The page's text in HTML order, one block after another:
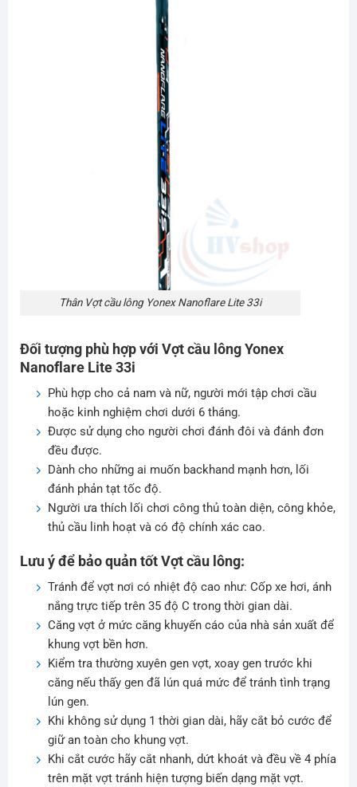
Thân Vợt cầu lông Yonex Nanoflare Lite 33i
Đối tượng phù hợp với Vợt cầu lông Yonex
Nanoflare Lite 33i
Phù hợp cho cả nam và nữ, người mới tập chơi cầu
hoặc kinh nghiệm chơi dưới 6 tháng.
Được sử dụng cho người chơi đánh đôi và đánh đơn
đều được.
Dành cho những ai muốn backhand mạnh hơn, lối
đánh phản tạt tốc độ.
Người ưa thích lối chơi công thủ toàn diện, công khỏe,
thủ cầu linh hoạt và có độ chính xác cao.
Lưu ý để bảo quản tốt Vợt cầu lông:
Tránh để vợt nơi có nhiệt độ cao như: Cốp xe hơi, ánh
nắng trực tiếp trên 35 độ C trong thời gian dài.
Căng vợt ở mức căng khuyến cáo của nhà sản xuất để
khung vợt bền hơn.
Kiểm tra thường xuyên gen vợt, xoay gen trước khi
căng nếu thấy gen đã lún quá mức để tránh tình trạng
lún gen.
Khi không sử dụng 1 thời gian dài, hãy cắt bỏ cước để
giữ an toàn cho khung vợt.
Khi cắt cước hãy cắt nhanh, dứt khoát và đều về 4 phía
trên mặt vợt tránh hiện tượng biến dạng mặt vợt.